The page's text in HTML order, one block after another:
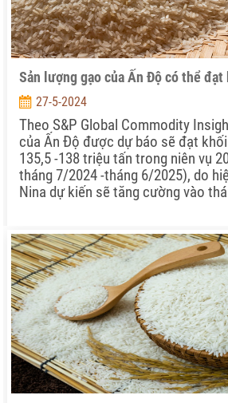
Sản lượng gạo của Ấn Độ có thể đạt
27-5-2024
Theo S&P Global Commodity
của Ấn Độ được dự báo sẽ đạt
135,5 -138 triệu tấn trong niên vụ
tháng 7/2024 -tháng 6/2025), do
Nina dự kiến sẽ tăng cường vào